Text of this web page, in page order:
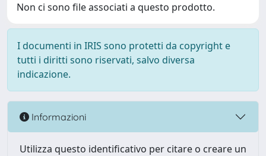
Non ci sono file associati a questo prodotto.
I documenti in IRIS sono protetti da copyright e
tutti i diritti sono riservati, salvo diversa
indicazione.
Informazioni
Utilizza questo identificativo per citare o creare un